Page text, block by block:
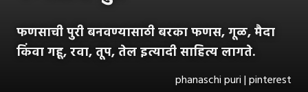
फणसाची पुरी बनवण्यासाठी बरका फणस, गूळ, मैदा
किंवा गहू, रवा, तूप, तेल इत्यादी साहित्य लागते.
phanaschi puri | pinterest